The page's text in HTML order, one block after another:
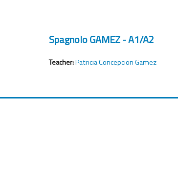
Spagnolo GAMEZ - A1/A2
Teacher:Patricia Concepcion Gamez